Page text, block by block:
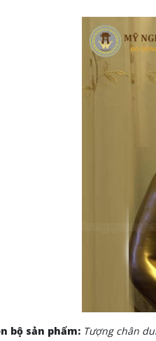
bộ sản phẩm: Tượng chân